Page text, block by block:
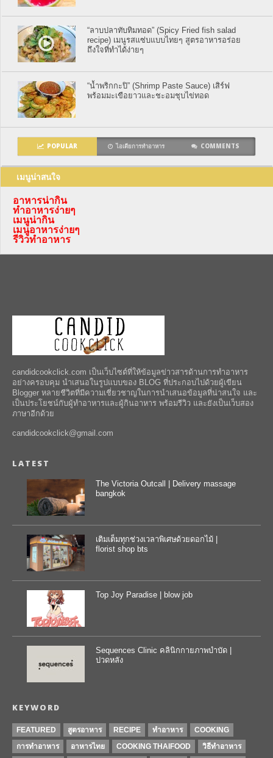
“ลาบปลาทับทิมทอด” (Spicy Fried fish salad
recipe) เมนูรสแซ่บแบบไทยๆ สูตรอาหารอร่อย
ถึงใจที่ทำได้ง่ายๆ
“น้ำพริกกะปิ” (Shrimp Paste Sauce) เสิร์ฟ
พร้อมมะเขือยาวและชะอมชุบไข่ทอด
POPULAR ไอเดียการทำอาหาร COMMENTS
เมนูน่าสนใจ
อาหารน่ากิน
ทำอาหารง่ายๆ
เมนูน่ากิน
เมนูอาหารง่ายๆ
รีวิวทำอาหาร
candidcookclick.com เป็นเว็บไซต์ที่ให้ข้อมูลข่าวสารด้านการทำอาหาร
อย่างครอบคุม นำเสนอในรูปแบบของ BLOG ที่ประกอบไปด้วยผู้เขียน
Blogger หลายชีวิตที่มีความเชี่ยวชาญในการนำเสนอข้อมูลที่น่าสนใจ และ
เป็นประโยชน์กับผู้ทำอาหารและผู้กินอาหาร พร้อมรีวิว และยังเป็นเว็บสอง
ภาษาอีกด้วย
candidcookclick@gmail.com
LATEST
The Victoria Outcall | Delivery massage
bangkok
เติมเต็มทุกช่วงเวลาพิเศษด้วยดอกไม้ |
florist shop bts
Top Joy Paradise | blow job
Sequences Clinic คลินิกกายภาพบำบัด |
ปวดหลัง
KEYWORD
FEATURED สูตรอาหาร RECIPE ทำอาหาร
COOKING
การทำอาหาร
อาหารไทย COOKING THAIFOOD วิธีทำอาหาร